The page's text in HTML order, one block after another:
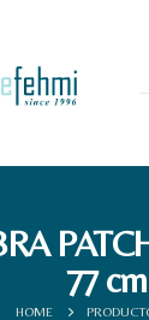
77 cm
HOME